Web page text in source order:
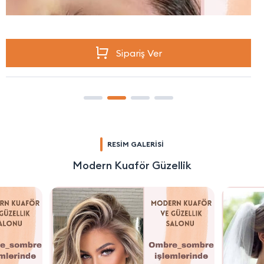
Sipariş Ver
RESİM GALERİSİ
Modern Kuaför Güzellik